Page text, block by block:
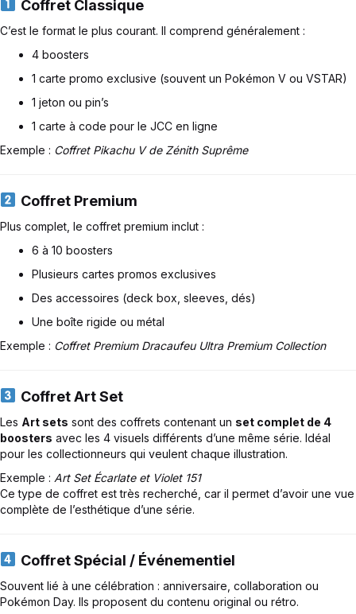
Coffret Classique
C’est le format le plus courant. Il comprend généralement :
4 boosters
1 carte promo exclusive (souvent un Pokémon V ou VSTAR)
1 jeton ou pin’s
1 carte à code pour le JCC en ligne
Exemple : Coffret Pikachu V de Zénith Suprême
Coffret Premium
Plus complet, le coffret premium inclut :
6 à 10 boosters
Plusieurs cartes promos exclusives
Des accessoires (deck box, sleeves, dés)
Une boîte rigide ou métal
Exemple : Coffret Premium Dracaufeu Ultra Premium Collection
Coffret Art Set
Les Art sets sont des coffrets contenant un set complet de 4
boosters avec les 4 visuels différents d’une même série. Idéal
pour les collectionneurs qui veulent chaque illustration.
Exemple : Art Set Écarlate et Violet 151
Ce type de coffret est très recherché, car il permet d’avoir une vue
complète de l’esthétique d’une série.
Coffret Spécial / Événementiel
Souvent lié à une célébration : anniversaire, collaboration ou
Pokémon Day. Ils proposent du contenu original ou rétro.